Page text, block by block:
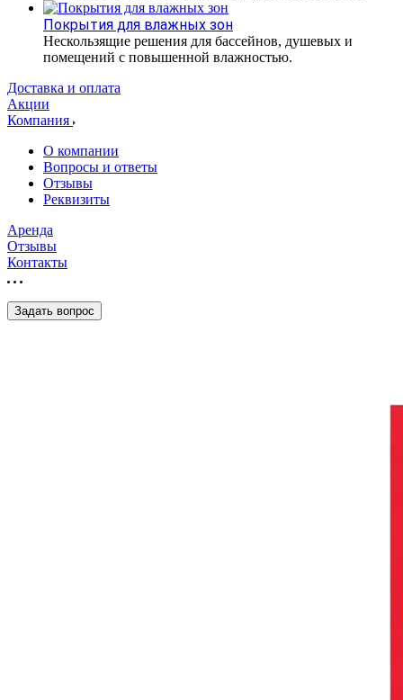
Покрытия для влажных зон
Нескользящие решения для бассейнов, душевых и
помещений с повышенной влажностью.
Доставка и оплата
Акции
Компания
О компании
Вопросы и ответы
Отзывы
Реквизиты
Аренда
Отзывы
Контакты
Задать вопрос